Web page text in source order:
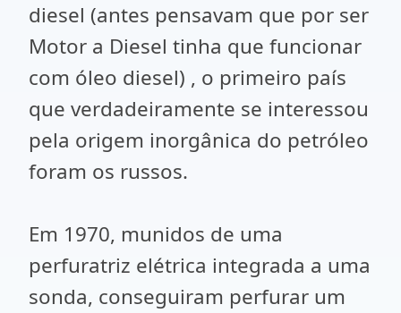
diesel (antes pensavam que por ser
Motor a Diesel tinha que funcionar
com óleo diesel) , o primeiro país
que verdadeiramente se interessou
pela origem inorgânica do petróleo
foram os russos.
Em 1970, munidos de uma
perfuratriz elétrica integrada a uma
sonda, conseguiram perfurar um